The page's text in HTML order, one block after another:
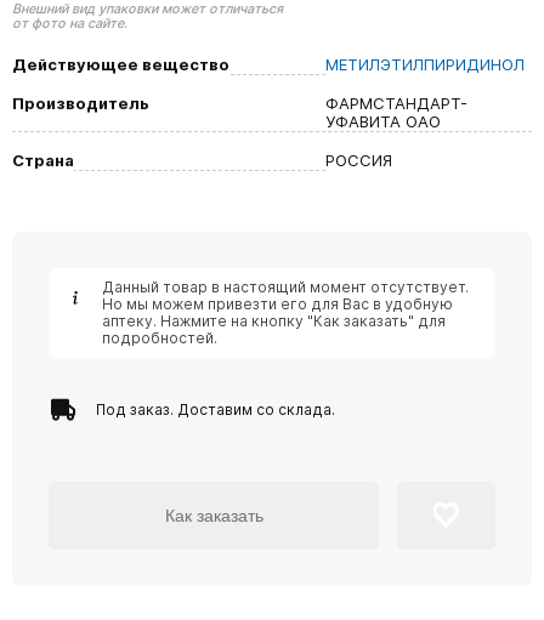
Внешний вид упаковки может отличаться
от фото на сайте.
Действующее вещество
МЕТИЛЭТИЛПИРИДИНОЛ
Производитель
ФАРМСТАНДАРТ-
УФАВИТА ОАО
Страна
РОССИЯ
Данный товар в настоящий момент отсутствует.
Но мы можем привезти его для Вас в удобную
аптеку. Нажмите на кнопку "Как заказать" для
подробностей.
Под заказ. Доставим со склада.
Как заказать